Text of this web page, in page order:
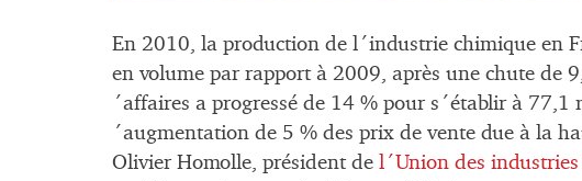
En 2010, la production de l´industrie chimique en
en volume par rapport à 2009, après une chute de
´affaires a progressé de 14 % pour s´établir à
´augmentation de 5 % des prix de vente due à la
Olivier Homolle, président de l´Union des